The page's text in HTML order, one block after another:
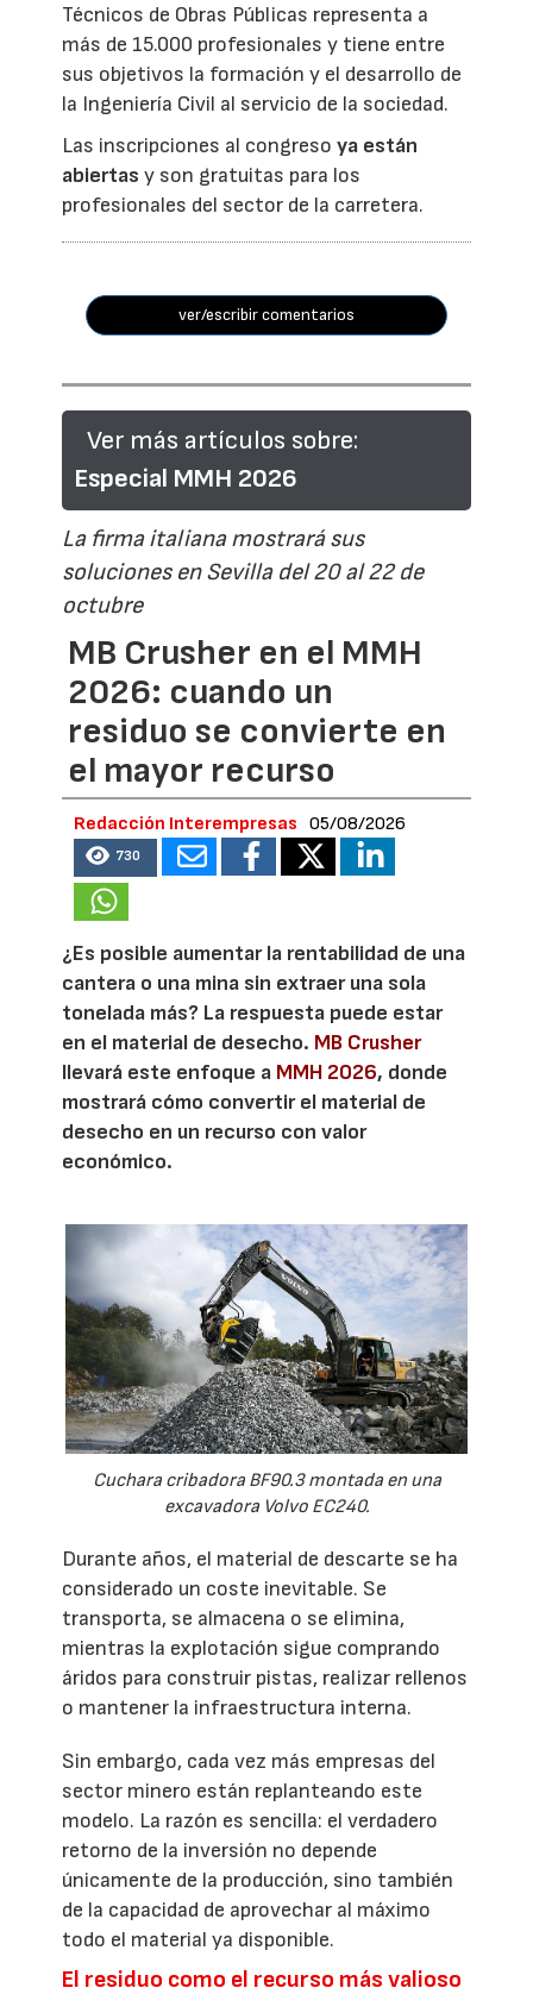
Técnicos de Obras Públicas representa a
más de 15.000 profesionales y tiene entre
sus objetivos la formación y el desarrollo de
la Ingeniería Civil al servicio de la sociedad.
Las inscripciones al congresoya están
abiertas y son gratuitas para los
profesionales del sector de la carretera.
ver/escribir comentarios
Ver más artículos sobre:
Especial MMH 2026
La firma italiana mostrará sus
soluciones en Sevilla del 20 al 22 de
octubre
MB Crusher en el MMH
2026: cuando un
residuo se convierte en
el mayor recurso
Redacción Interempresas 05/08/2026
730
¿Es posible aumentar la rentabilidad de una
cantera o una mina sin extraer una sola
tonelada más? La respuesta puede estar
en el material de desecho. MB Crusher
llevará este enfoque a MMH 2026, donde
mostrará cómo convertir el material de
desecho en un recurso con valor
económico.
Cuchara cribadora BF90.3 montada en una
excavadora Volvo EC240.
Durante años, el material de descarte se ha
considerado un coste inevitable. Se
transporta, se almacena o se elimina,
mientras la explotación sigue comprando
áridos para construir pistas, realizar rellenos
o mantener la infraestructura interna.
Sin embargo, cada vez más empresas del
sector minero están replanteando este
modelo. La razón es sencilla: el verdadero
retorno de la inversión no depende
únicamente de la producción, sino también
de la capacidad de aprovechar al máximo
todo el material ya disponible.
El residuo como el recurso más valioso